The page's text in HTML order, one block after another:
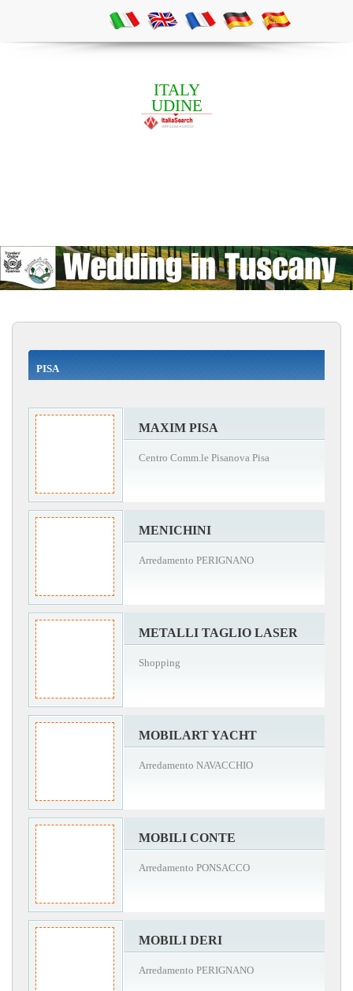
ITALY
UDINE
PISA
MAXIM PISA
Centro Comm.le Pisanova Pisa
MENICHINI
Arredamento PERIGNANO
METALLI TAGLIO LASER
Shopping
MOBILART YACHT
Arredamento NAVACCHIO
MOBILI CONTE
Arredamento PONSACCO
MOBILI DERI
Arredamento PERIGNANO